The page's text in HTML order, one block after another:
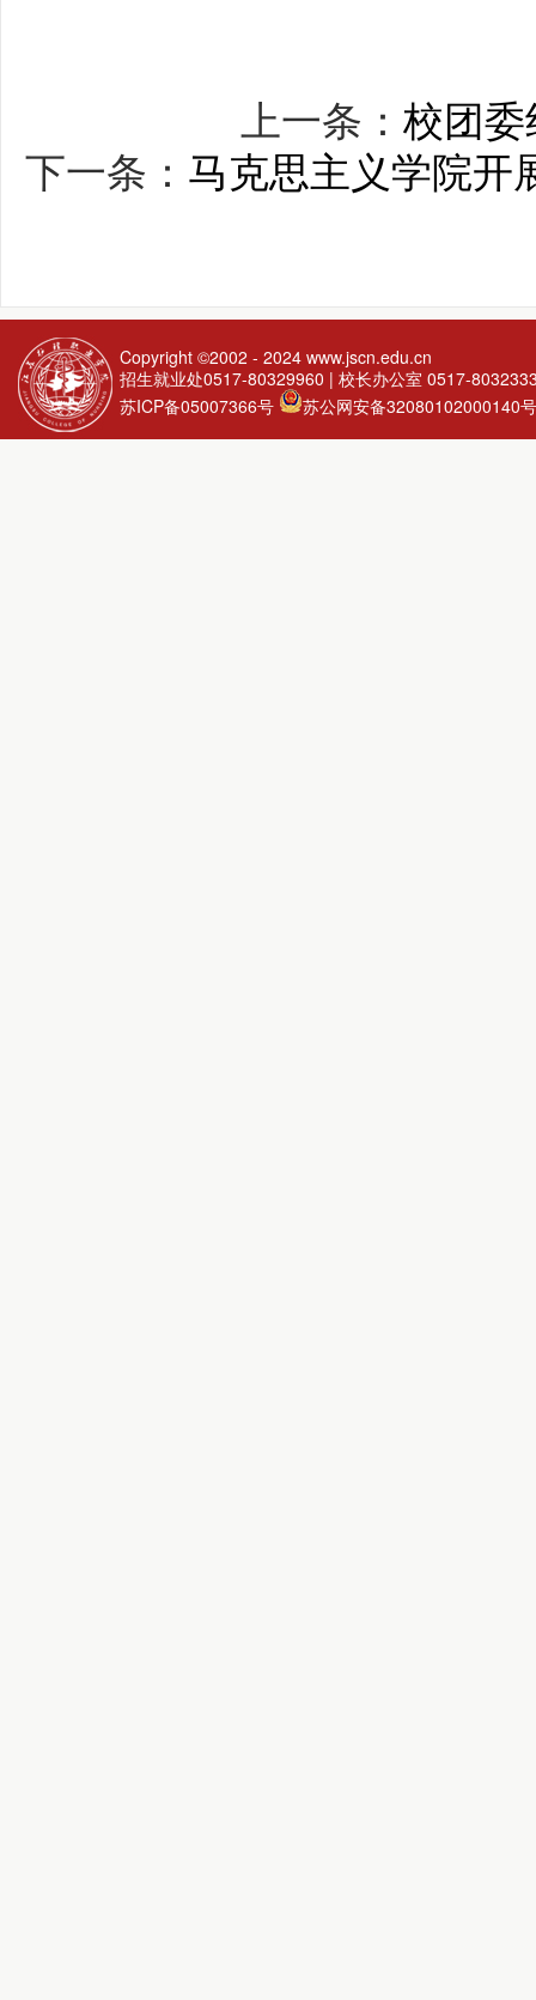
上一条： 校团
下一条： 马克思主义学院开
Copyright ©2002 - 2024 www.jscn.edu.cn
招生就业处0517-80329960 | 校长办公室 0517-
苏ICP备05007366号
苏公网安备32080102000140号